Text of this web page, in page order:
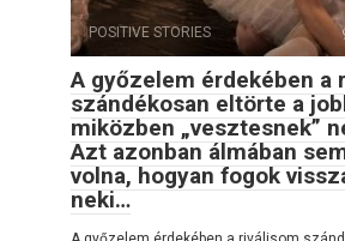
POSITIVE STORIES
A győzelem érdekében a
szándékosan eltörte a
miközben „vesztesnek”
Azt azonban álmában
volna, hogyan fogok
neki…